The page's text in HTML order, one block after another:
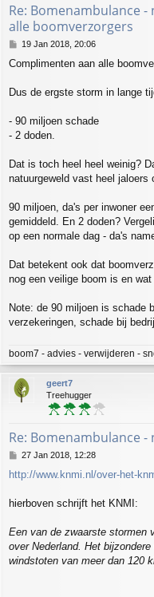
Re: Bomenambulance
alle boomverzorgers
P
s
19 Jan 2018, 20:06
Complimenten aan alle
Dus de ergste storm in lange
- 90 miljoen schade
- 2 doden.
Dat is toch heel heel weinig?
natuurgeweld vast heel jaloers
90 miljoen, da's per inwoner
gemiddeld. En 2 doden?
op een normale dag - da's
Dat betekent ook dat
nog een veilige boom is en wat
Note: de 90 miljoen is schade
verzekeringen, schade bij
boom7 - advies - verwijderen -
geert7
Treehugger
Re: Bomenambulance
P
s
27 Jan 2018, 12:28
http://www.knmi.nl/over-het-
hierboven schrijft het KNMI:
Een van de zwaarste stormen
over Nederland. Het
windstoten van meer dan 120